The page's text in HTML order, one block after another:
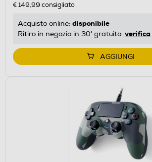
€ 149,99 consigliato
Acquisto online: disponibile
Ritiro in negozio in 30' gratuito: verifica
AGGIUNGI